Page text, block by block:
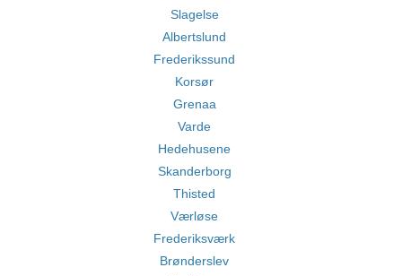
Slagelse
Albertslund
Frederikssund
Korsør
Grenaa
Varde
Hedehusene
Skanderborg
Thisted
Værløse
Frederiksværk
Brønderslev